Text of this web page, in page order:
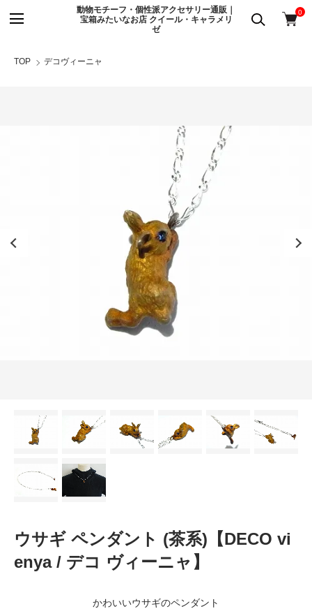
動物モチーフ・個性派アクセサリー通販｜
宝箱みたいなお店 クイール・キャラメリ
ゼ
0
TOP デコヴィーニャ
ウサギ ペンダント (茶系)【DECO vi
enya / デコ ヴィーニャ】
かわいいウサギのペンダント